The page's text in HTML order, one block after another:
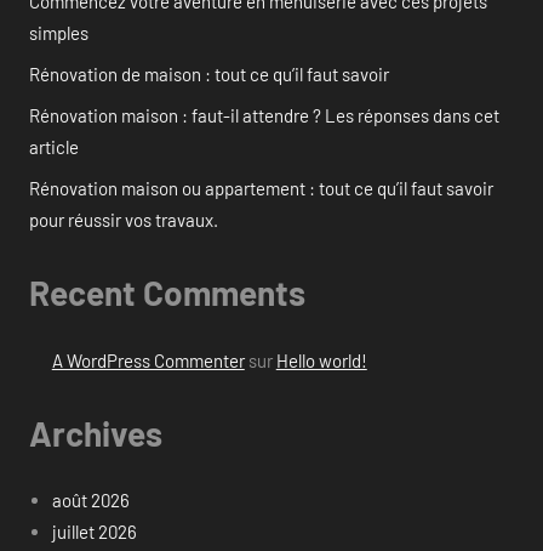
simples
Rénovation de maison : tout ce qu’il faut savoir
Rénovation maison : faut-il attendre ? Les réponses dans cet
article
Rénovation maison ou appartement : tout ce qu’il faut savoir
pour réussir vos travaux.
Recent Comments
A WordPress Commentersur Hello world!
Archives
août 2026
juillet 2026